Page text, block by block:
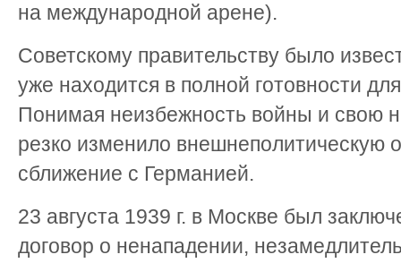
на международной арене).
Советскому правительству было
уже находится в полной готовности
Понимая неизбежность войны и свою
резко изменило внешнеполитическую
сближение с Германией.
23 августа 1939 г. в Москве был
договор о ненападении,